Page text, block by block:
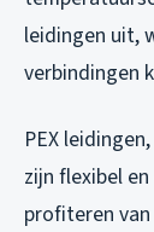
leidingen uit,
verbindingen
PEX
zijn flexibel
profiteren